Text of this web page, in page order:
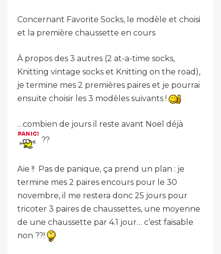
Concernant Favorite Socks, le modèle et choisi
et la première chaussette en cours
À propos des 3 autres (2 at-a-time socks,
Knitting vintage socks et Knitting on the road),
je termine mes 2 premières paires et je pourrai
ensuite choisir les 3 modèles suivants !
…combien de jours il reste avant Noël déjà
??
Aïe !! Pas de panique, ça prend un plan : je
termine mes 2 paires encours pour le 30
novembre, il me restera donc 25 jours pour
tricoter 3 paires de chaussettes, une moyenne
de une chaussette par 4.1 jour… c’est faisable
non ??!